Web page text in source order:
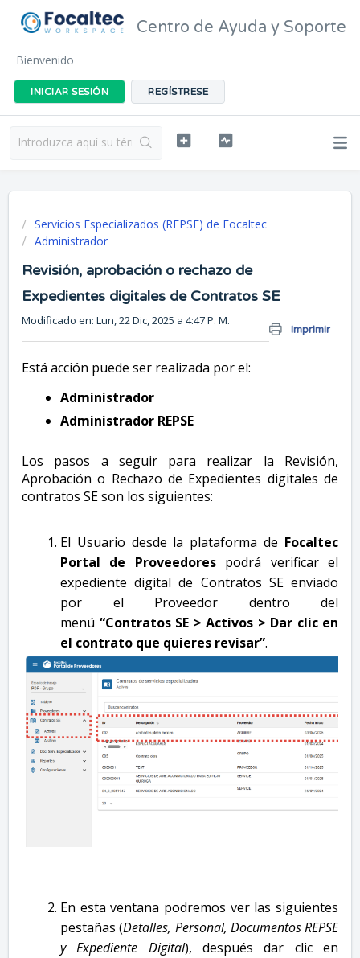
Centro de Ayuda y Soporte
Bienvenido
INICIAR SESIÓN REGÍSTRESE
Servicios Especializados (REPSE) de Focaltec
Administrador
Revisión, aprobación o rechazo de
Expedientes digitales de Contratos SE
Imprimir
Modificado en: Lun, 22 Dic, 2025 a 4:47 P. M.
Está acción puede ser realizada por el:
Administrador
Administrador REPSE
Los pasos a seguir para realizar la Revisión,
Aprobación o Rechazo de Expedientes digitales de
contratos SE son los siguientes:
El Usuario desde la plataforma de Focaltec
Portal de Proveedorespodrá verificar el
expediente digital de Contratos SE enviado
por el Proveedor dentro del
menú “Contratos SE > Activos > Dar clic en
el contrato que quieres revisar”.
En esta ventana podremos ver las siguientes
pestañas (Detalles, Personal, Documentos REPSE
y Expediente Digital), después dar clic en